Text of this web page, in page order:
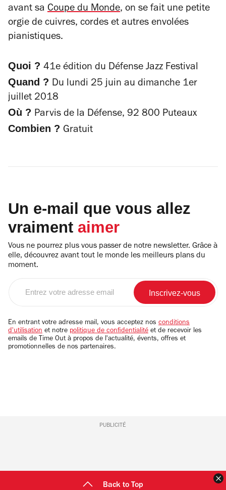
avant sa Coupe du Monde, on se fait une petite
orgie de cuivres, cordes et autres envolées
pianistiques.
Quoi ? 41e édition du Défense Jazz Festival
Quand ? Du lundi 25 juin au dimanche 1er
juillet 2018
Où ? Parvis de la Défense, 92 800 Puteaux
Combien ? Gratuit
Un e-mail que vous allez
vraiment aimer
Vous ne pourrez plus vous passer de notre newsletter. Grâce à
elle, découvrez avant tout le monde les meilleurs plans du
moment.
email
En entrant votre adresse mail, vous acceptez nos conditions
d'utilisation et notre politique de confidentialité et de recevoir les
emails de Time Out à propos de l'actualité, évents, offres et
promotionnelles de nos partenaires.
PUBLICITÉ
Back to Top